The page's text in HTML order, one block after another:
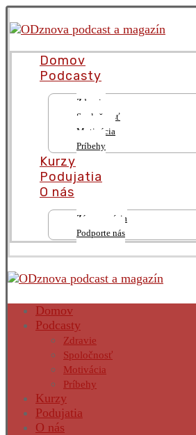
Domov
Podcasty
Zdravie
Spoločnosť
Motivácia
Príbehy
Kurzy
Podujatia
O nás
Zámer a vízia
Podporte nás
Domov
Podcasty
Zdravie
Spoločnosť
Motivácia
Príbehy
Kurzy
Podujatia
O nás